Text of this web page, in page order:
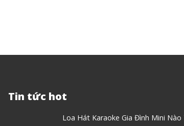
Tin tức hot
Loa Hát Karaoke Gia Đình Mini